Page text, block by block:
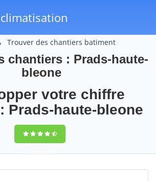
Trouver des chantiers batiment
chantiers : Prads-haute-
bleone
votre chiffre
Prads-haute-bleone
9,5(100%)74
votes